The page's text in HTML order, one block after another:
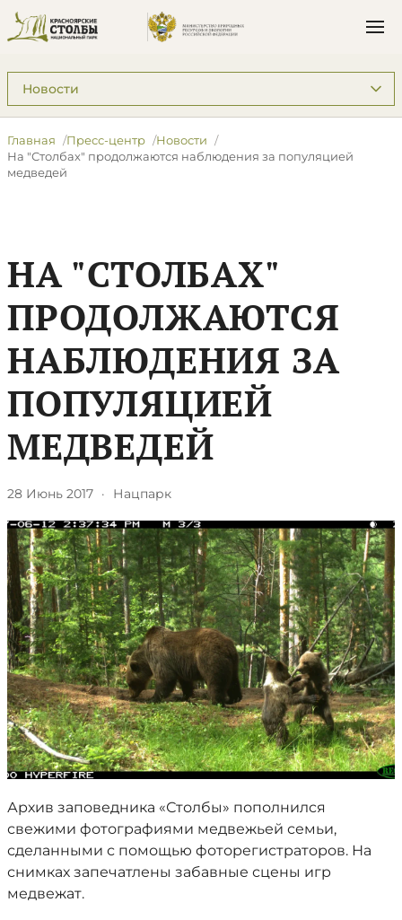
Подразделы: Пресс-центр
Главная Пресс-центр
Новости
На "Столбах" продолжаются наблюдения за популяцией
медведей
НА "СТОЛБАХ"
ПРОДОЛЖАЮТСЯ
НАБЛЮДЕНИЯ ЗА
ПОПУЛЯЦИЕЙ
МЕДВЕДЕЙ
28 Июнь 2017 · Нацпарк
Архив заповедника «Столбы» пополнился
свежими фотографиями медвежьей семьи,
сделанными с помощью фоторегистраторов. На
снимках запечатлены забавные сцены игр
медвежат.